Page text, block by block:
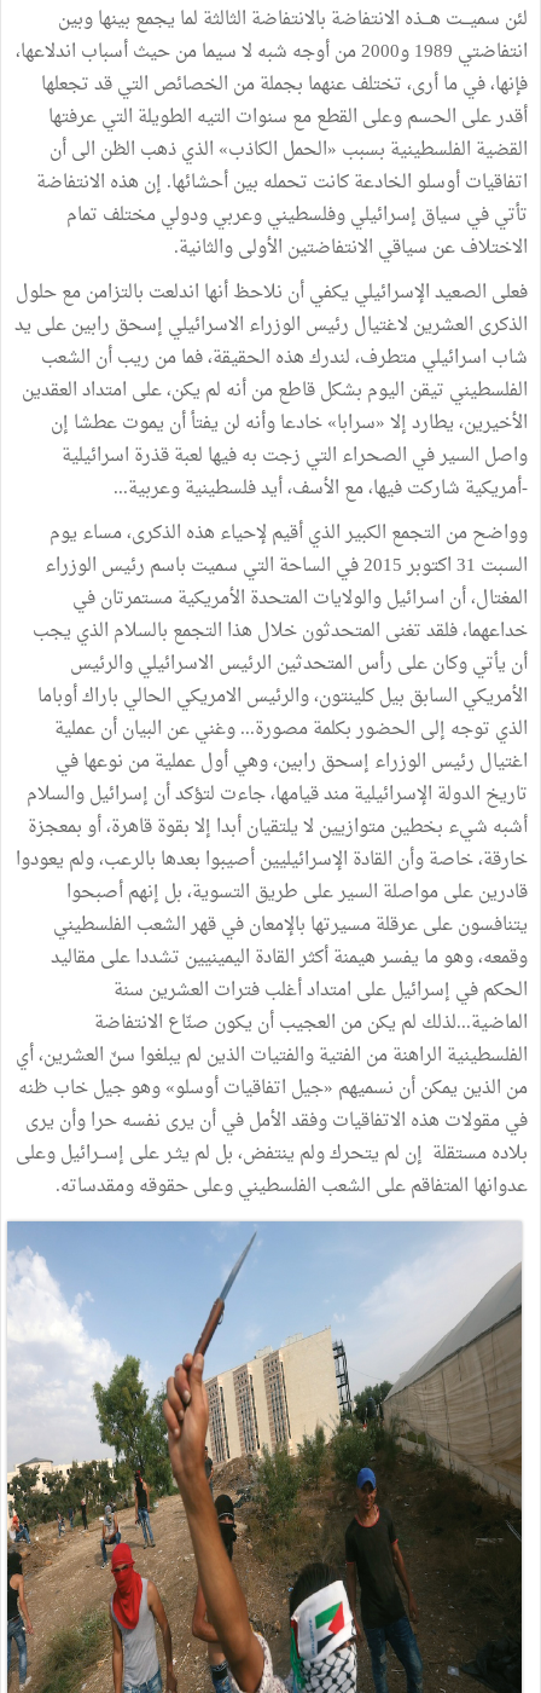
لئن سميـــت هـــذه الانتفاضة بالانتفاضة الثالثة لما يجمع بينهاوبين
انتفاضتي 1989و2000 منأوجه شبه لاسيمامنحيثأسباب اندلاعها،
فإنها،فيماأرى،تختلفعنهما بجملةمن الخصائص التيقدتجعلها
أقدرعلى الحسموعلى القطعمع سنوات التيه الطويلة التيعرفتها
القضية الفلسطينية بسبب «الحمل الكاذب» الذيذهب الظن الىأن
اتفاقياتأوسلوالخادعةكانت تحمله بينأحشائها. إن هذه الانتفاضة
تأتيفي سياق إسرائيليوفلسطينيوعربيودوليمختلف تمام
الاختلافعن سياقي الانتفاضتين الأولىوالثانية.
فعلى الصعيدالإسرائيلي يكفيأن نلاحظأنها اندلعت بالتزامنمعحلول
الذكرى العشرين لاغتيال رئيس الوزراء الاسرائيلي إسحق رابينعلى يد
شاب اسرائيليمتطرف،لندركهذه الحقيقة،فمامن ريبأن الشعب
الفلسطيني تيقن اليوم بشكلقاطعمنأنه لم يكن،على امتدادالعقدين
الأخيرين،يطاردإلا«سرابا»خادعاوأنه لن يفتأأن يموتعطشا إن
واصل السيرفي الصحراء التي زجت بهفيها لعبةقذرة اسرائيلية
-أمريكية شاركتفيها،مع الأسف،أيدفلسطينيةوعربية...
وواضحمن التجمع الكبيرالذيأقيم لإحياء هذه الذكرى،مساء يوم
السبت 31اكتوبر2015في الساحة التي سميت باسم رئيس الوزراء
المغتال،أن اسرائيلوالولايات المتحدة الأمريكيةمستمرتانفي
خداعهما،فلقدتغنى المتحدثونخلال هذا التجمع بالسلام الذي يجب
أن يأتيوكانعلى رأس المتحدثين الرئيس الاسرائيليوالرئيس
الأمريكي السابق بيلكلينتون،والرئيس الامريكي الحالي باراكأوباما
الذي توجه إلى الحضوربكلمةمصورة...وغنيعن البيانأنعملية
اغتيال رئيس الوزراء إسحق رابين،وهيأولعمليةمن نوعهافي
تاريخ الدولة الإسرائيليةمندقيامها،جاءت لتؤكدأن إسرائيلوالسلام
أشبه شيء بخطينمتوازيين لايلتقيانأبدا إلابقوةقاهرة،أوبمعجزة
خارقة،خاصةوأن القادة الإسرائيليينأصيبوا بعدها بالرعب،ولم يعودوا
قادرينعلىمواصلة السيرعلى طريق التسوية،بل إنهمأصبحوا
يتنافسونعلىعرقلةمسيرتها بالإمعانفيقهرالشعب الفلسطيني
وقمعه،وهوما يفسرهيمنةأكثرالقادة اليمينيين تشدداعلىمقاليد
الحكمفي إسرائيلعلى امتدادأغلبفترات العشرين سنة
الماضية...لذلك لم يكنمن العجيبأن يكون صنّاع الانتفاضة
الفلسطينية الراهنةمن الفتيةوالفتيات الذين لم يبلغوا سنّ العشرين،أي
من الذين يمكنأن نسميهم «جيل اتفاقياتأوسلو»وهوجيلخاب ظنه
فيمقولات هذه الاتفاقياتوفقدالأملفيأن يرى نفسهحراوأن يرى
بلادهمستقلة إن لم يتحركولم ينتفض،بل لم يثـرعلى إســرائيلوعلى
عدوانها المتفاقمعلى الشعب الفلسطينيوعلىحقوقهومقدساته.